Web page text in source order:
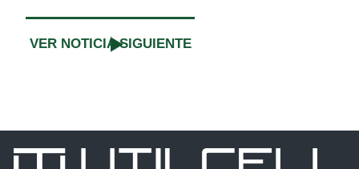
VER NOTICIA SIGUIENTE